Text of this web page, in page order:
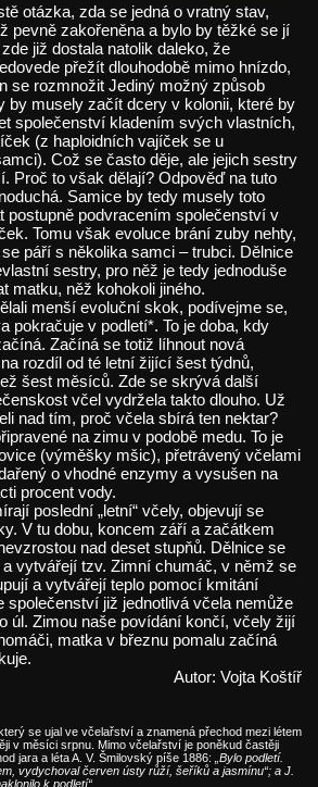
otázka, zda se jedná o vratný stav,
pevně zakořeněna a bylo by těžké se jí
již dostala natolik daleko, že
přežít dlouhodobě mimo hnízdo,
se rozmnožit Jediný možný způsob
by musely začít dcery v kolonii, které by
společenství kladením svých vlastních,
(z haploidních vajíček se u
Což se často děje, ale jejich sestry
Proč to však dělají? Odpověď na tuto
Samice by tedy musely toto
postupně podvracením společenství v
Tomu však evoluce brání zuby nehty,
páří s několika samci – trubci. Dělnice
sestry, pro něž je tedy jednoduše
matku, něž kohokoli jiného.
menší evoluční skok, podívejme se,
pokračuje v podletí*. To je doba, kdy
Začíná se totiž líhnout nová
rozdíl od té letní žijící šest týdnů,
šest měsíců. Zde se skrývá další
včel vydržela takto dlouho. Už
nad tím, proč včela sbírá ten nektar?
na zimu v podobě medu. To je
(výměšky mšic), přetrávený včelami
o vhodné enzymy a vysušen na
procent vody.
poslední „letní“ včely, objevují se
V tu dobu, koncem září a začátkem
nad deset stupňů. Dělnice se
vytvářejí tzv. Zimní chumáč, v němž se
a vytvářejí teplo pomocí kmitání
společenství již jednotlivá včela nemůže
úl. Zimou naše povídání končí, včely žijí
matka v březnu pomalu začíná
Autor: Vojta Koštíř
se ujal ve včelařství a znamená přechod mezi létem
v měsíci srpnu. Mimo včelařství je poněkud častěji
jara a léta A. V. Šmilovský píše 1886:
„Bylo podletí.
vydychoval červen ústy růží, šeříků a jasmínu“; a J.
k podletí“.